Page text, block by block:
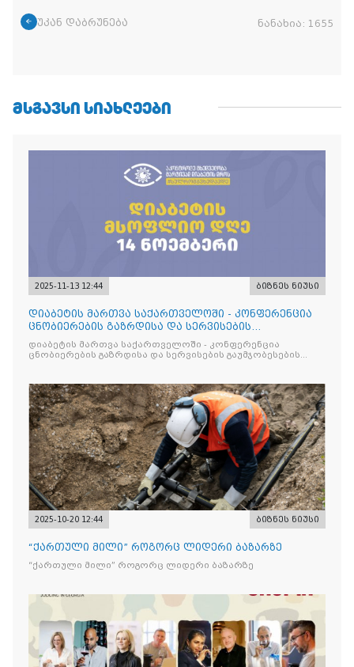
უკან დაბრუნება ნანახია: 1655
ᲛᲡᲒᲐᲕᲡᲘ ᲡᲘᲐᲮᲚᲔᲔᲑᲘ
2025-11-13 12:44 ბიზნეს ნიუსი
დიაბეტის მართვა საქართველოში - კონფერენცია
ცნობიერების გაზრდისა და სერვისების
გაუმჯობესების მიზნით
დიაბეტის მართვა საქართველოში - კონფერენცია
ცნობიერების გაზრდისა და სერვისების გაუმჯობესების
2025-10-20 12:44 ბიზნეს ნიუსი
“ქართული მილი” როგორც ლიდერი ბაზარზე
“ქართული მილი” როგორც ლიდერი ბაზარზე